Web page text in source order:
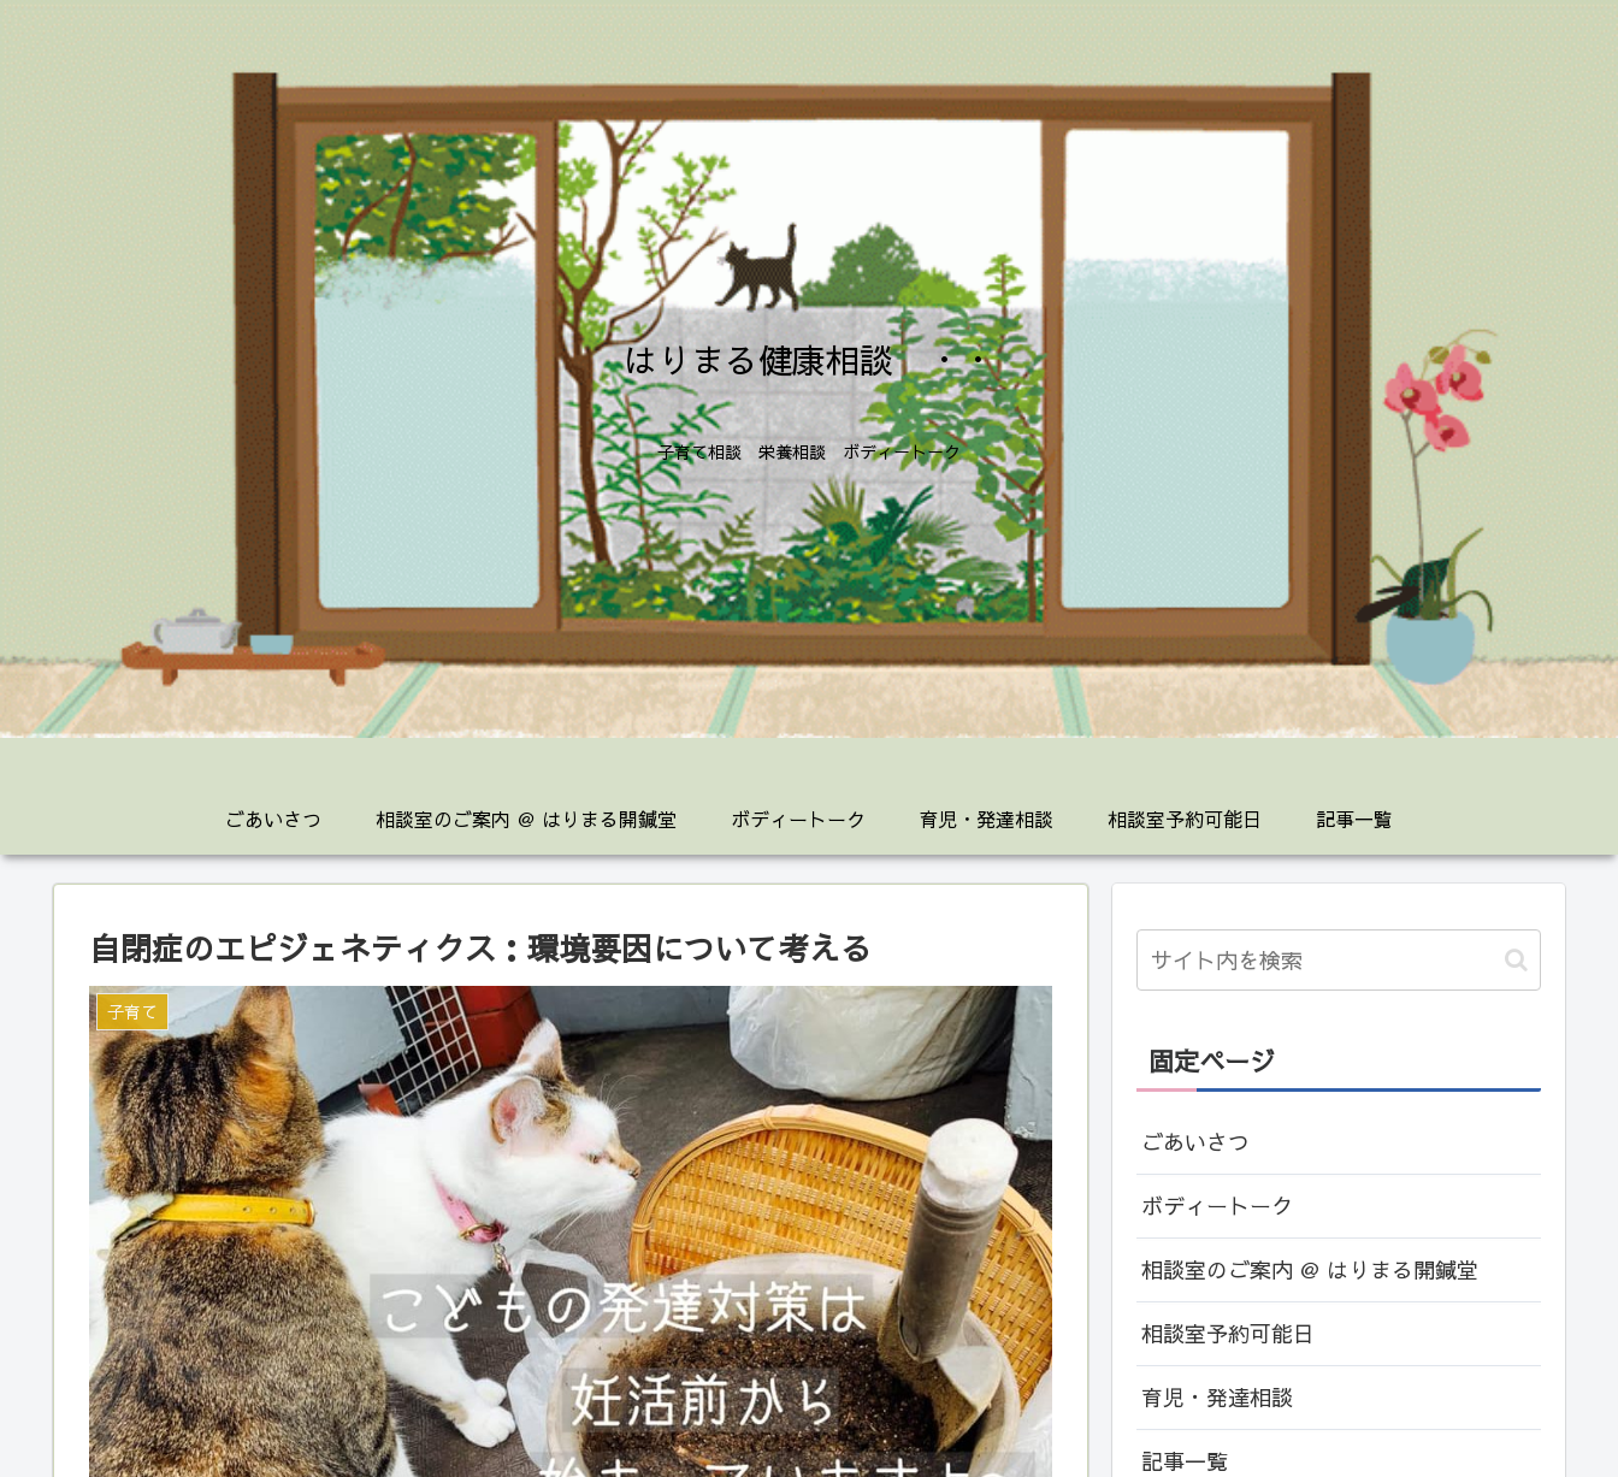
はりまる健康相談 ・・
子育て相談 栄養相談 ボディートーク
ごあいさつ 相談室のご案内 ＠ はりまる開鍼堂 ボディートーク 育児・発達相談 相談室予約可能日 記事一覧
自閉症のエピジェネティクス：環境要因について考える
子育て
固定ページ
ごあいさつ
ボディートーク
相談室のご案内 ＠ はりまる開鍼堂
相談室予約可能日
育児・発達相談
記事一覧